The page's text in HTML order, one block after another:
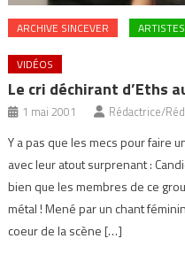
ARCHIVE SINCEVER
VIDÉOS
Le cri déchirant d’Eths
1 mai 2001 Rédactrice/
Y a pas que les mecs pour faire
avec leur atout surprenant :
bien que les membres de ce
métal ! Mené par un chant
coeur de la scène […]